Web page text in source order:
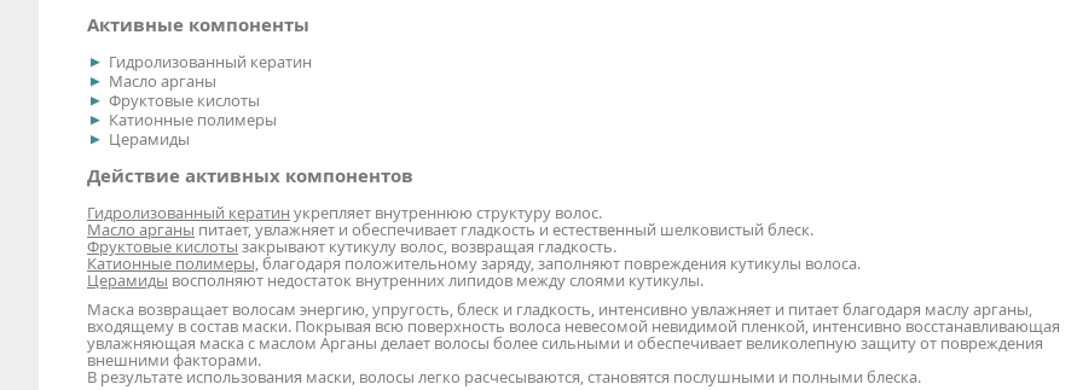
Активные компоненты
Гидролизованный кератин
Масло арганы
Фруктовые кислоты
Катионные полимеры
Церамиды
Действие активных компонентов
Гидролизованный кератин укрепляет внутреннюю структуру волос.
Масло арганы питает, увлажняет и обеспечивает гладкость и естественный шелковистый блеск.
Фруктовые кислоты закрывают кутикулу волос, возвращая гладкость.
Катионные полимеры,благодаря положительному заряду, заполняют повреждения кутикулы волоса.
Церамиды восполняют недостаток внутренних липидов между слоями кутикулы.
Маска возвращает волосам энергию, упругость, блеск и гладкость, интенсивно увлажняет и питает благодаря маслу арганы,
входящему в состав маски. Покрывая всю поверхность волоса невесомой невидимой пленкой, интенсивно восстанавливающая
увлажняющая маска с маслом Арганы делает волосы более сильными и обеспечивает великолепную защиту от повреждения
внешними факторами.
В результате использования маски, волосы легко расчесываются, становятся послушными и полными блеска.